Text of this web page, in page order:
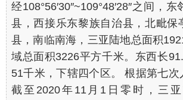
经108°56′30″~109°48′28″之间，
县，西接乐东黎族自治县，北毗保
县，南临南海，三亚陆地总面积
域总面积3226平方千米。东西长
51千米，下辖四个区。 根据第七次
截至2020年11月1日零时，三